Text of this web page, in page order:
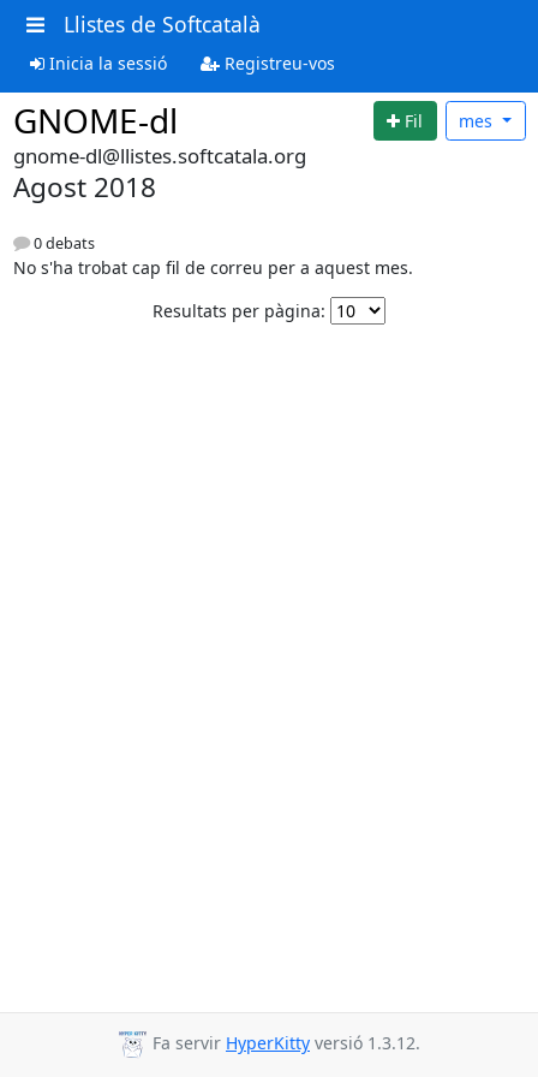
Llistes de Softcatalà
Inicia la sessió Registreu-vos
GNOME-dl Fil mes
gnome-dl@llistes.softcatala.org
Agost 2018
0 debats
No s'ha trobat cap fil de correu per a aquest mes.
Resultats per pàgina:
Fa servir HyperKitty versió 1.3.12.